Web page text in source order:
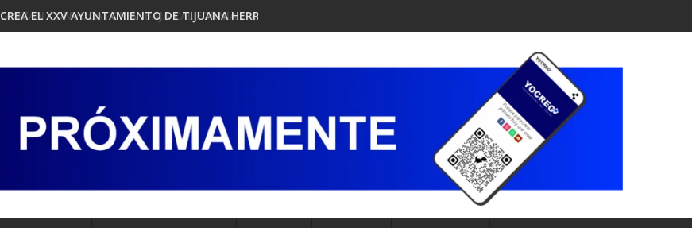
CREA EL XXV AYUNTAMIENTO DE TIJUANA HERRAMIENTA GRATUITA PARA FORTALECER LA IDENTIDAD DE MARCA DE